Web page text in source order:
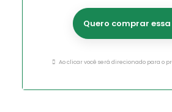
Quero comprar
Ao clicar você será direcionado para o